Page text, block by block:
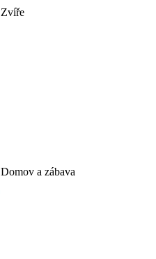
Zvíře
Domov a zábava